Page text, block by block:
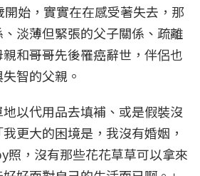
始，實實在在感受著失去，那
淡薄但緊張的父子關係、疏離
和哥哥先後罹癌辭世，伴侶也
智的父親。
以代用品去填補、或是假裝沒
更大的困境是，我沒有婚姻，
照，沒有那些花花草草可以拿來